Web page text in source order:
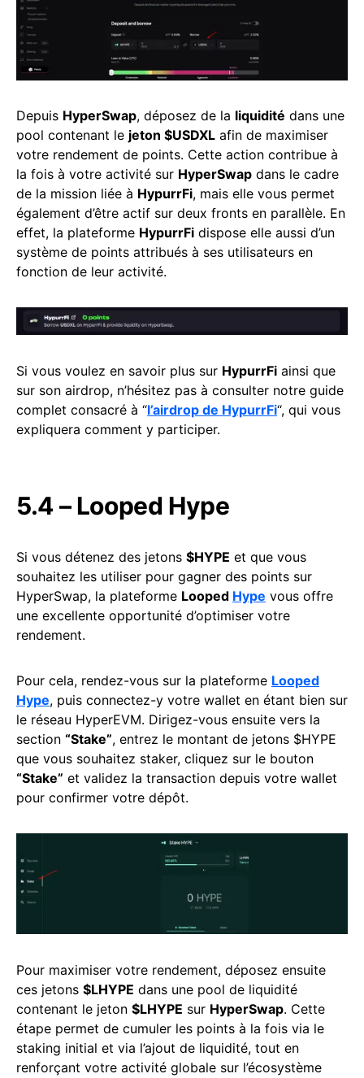
Depuis HyperSwap, déposez de la liquidité dans une
pool contenant le jeton $USDXL afin de maximiser
votre rendement de points. Cette action contribue à
la fois à votre activité sur HyperSwap dans le cadre
de la mission liée à HypurrFi, mais elle vous permet
également d’être actif sur deux fronts en parallèle. En
effet, la plateforme HypurrFi dispose elle aussi d’un
système de points attribués à ses utilisateurs en
fonction de leur activité.
Si vous voulez en savoir plus sur HypurrFi ainsi que
sur son airdrop, n’hésitez pas à consulter notre guide
complet consacré à “l’airdrop de HypurrFi“, qui vous
expliquera comment y participer.
5.4 – Looped Hype
Si vous détenez des jetons $HYPE et que vous
souhaitez les utiliser pour gagner des points sur
HyperSwap, la plateforme Looped Hype vous offre
une excellente opportunité d’optimiser votre
rendement.
Pour cela, rendez-vous sur la plateforme Looped
Hype, puis connectez-y votre wallet en étant bien sur
le réseau HyperEVM. Dirigez-vous ensuite vers la
section “Stake”, entrez le montant de jetons $HYPE
que vous souhaitez staker, cliquez sur le bouton
“Stake” et validez la transaction depuis votre wallet
pour confirmer votre dépôt.
Pour maximiser votre rendement, déposez ensuite
ces jetons $LHYPE dans une pool de liquidité
contenant le jeton $LHYPE sur HyperSwap. Cette
étape permet de cumuler les points à la fois via le
staking initial et via l’ajout de liquidité, tout en
renforçant votre activité globale sur l’écosystème